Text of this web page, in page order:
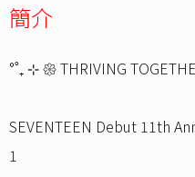
簡介
°˚₊ ⊹ 𑁍 THRIVING
SEVENTEEN Debut 11th
1